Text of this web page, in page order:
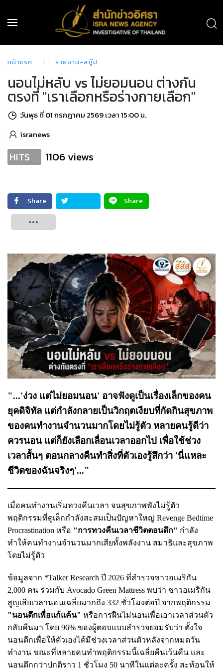
หน้าแรก รายงาน-สกู๊ป
นอนไม่หลับ vs ไม่ยอมนอน ต่างกัน
ตรงที่ "เราเลือกหรือร่างกายเลือก"
วันพุธ ที่ 01 กรกฎาคม 2569 เวลา 15:00 น.
isranews
HITS 1106 views
Share
Share
"...'ง่วง แต่ไม่ยอมนอน' อาจฟังดูเป็นเรื่องเล็กของคน
ยุคดิจิทัล แต่กำลังกลายเป็นวิกฤตเงียบที่กัดกินสุขภาพ
ของคนทำงานจำนวนมากโดยไม่รู้ตัว หลายคนรู้ดีว่า
ควรนอน แต่ก็ยังเลือกเลื่อนเวลาออกไป เพื่อใช้ช่วง
เวลาสั้นๆ ตอนกลางคืนทำสิ่งที่ตัวเองรู้สึกว่า 'นี่แหละ
ชีวิตของฉันจริงๆ'..."
เมื่อคนทำงานเริ่มทวงคืนเวลา จนสุขภาพพังไม่รู้ตัว
พฤติกรรมที่ดูเล็กกำลังสะสมเป็นปัญหาใหญ่ Revenge Bedtime
Procrastination หรือ "การทวงคืนเวลาชีวิตตอนดึก" กำลัง
ทำให้คนทำงานจำนวนมากเสียทั้งพลังงาน สมาธิและสุขภาพ
โดยไม่รู้ตัว
ข้อมูลจาก *Talker Research ปี 2026 ที่สำรวจชาวอเมริกัน
2,000 คน ร่วมกับ Avocado Green Mattress พบว่า ชาวอเมริกัน
สูญเสียเวลานอนเฉลี่ยมากถึง 332 ชั่วโมงต่อปี จากพฤติกรรม
"นอนดึกเพื่อแก้แค้น" หรือการฝืนไม่นอนเพื่อเอาเวลาส่วนตัว
กลับคืนมา โดย 96% ของผู้ตอบแบบสำรวจยอมรับว่า ตั้งใจ
นอนดีกเพื่อให้ตัวเองได้มีช่วงเวลาส่วนตัวหลังจากหมดวัน
ทำงาน ขณะที่หลายคนทำพฤติกรรมนี้เฉลี่ยคืนเว้นคืน และ
นอนดึกกว่าปกติราว 1 ชั่วโมง 50 นาทีในแต่ละครั้ง สะท้อนให้